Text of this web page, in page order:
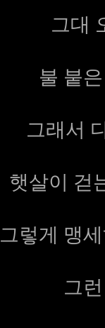
그대
불 붙
그래서
햇살이 걷
그렇게 맹
그